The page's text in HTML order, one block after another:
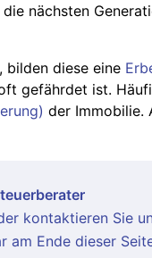
nächsten
bilden diese eine
gefährdet ist.
der Immobilie.
kontaktieren Sie
am Ende dieser